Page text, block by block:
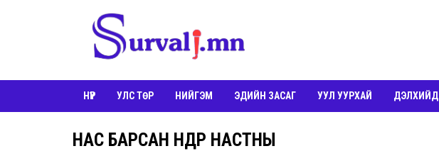
НҮҮР УЛС ТӨР НИЙГЭМ ЭДИЙН ЗАСАГ УУЛ УУРХАЙ ДЭЛХИЙД
НАС БАРСАН ӨНДӨР НАСТНЫ